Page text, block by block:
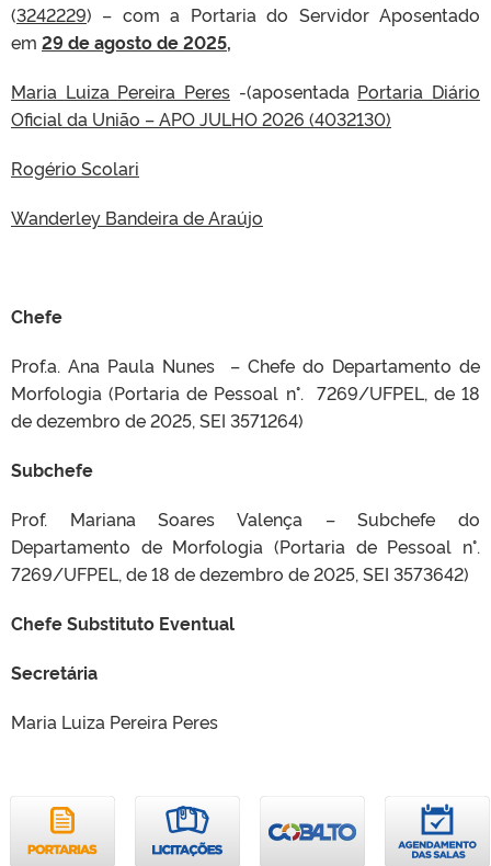
(3242229) – com a Portaria do Servidor Aposentado
em 29 de agosto de 2025,
Maria Luiza Pereira Peres -(aposentada Portaria Diário
Oficial da União – APO JULHO 2026 (4032130)
Rogério Scolari
Wanderley Bandeira de Araújo
Chefe
Prof.a. Ana Paula Nunes – Chefe do Departamento de
Morfologia (Portaria de Pessoal n°. 7269/UFPEL, de 18
de dezembro de 2025, SEI 3571264)
Subchefe
Prof. Mariana Soares Valença – Subchefe do
Departamento de Morfologia (Portaria de Pessoal n°.
7269/UFPEL, de 18 de dezembro de 2025, SEI 3573642)
Chefe Substituto Eventual
Secretária
Maria Luiza Pereira Peres